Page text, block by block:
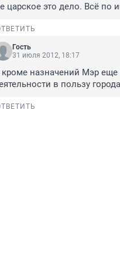
царское это дело. Всё по
Гость
31 июля 2012, 18:17
назначений Мэр еще
в пользу